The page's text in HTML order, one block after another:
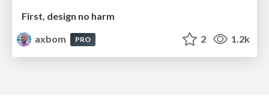
First, design no harm
axbom
PRO 2 1.2k